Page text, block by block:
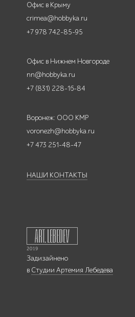
Офис в Крыму
crimea@hobbyka.ru
+7 978 742-85-95
Офис в Нижнем Новгороде
nn@hobbyka.ru
+7 (831) 228-16-84
Воронеж: ООО КМР
voronezh@hobbyka.ru
+7 473 251-48-47
НАШИ КОНТАКТЫ
Задизайнено
в Студии Артемия Лебедева